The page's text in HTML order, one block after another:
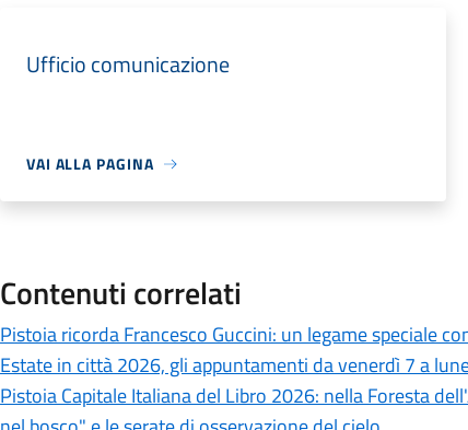
Ufficio comunicazione
VAI ALLA PAGINA
Contenuti correlati
Pistoia ricorda Francesco Guccini: un legame speciale
Estate in città 2026, gli appuntamenti da venerdì 7 a
Pistoia Capitale Italiana del Libro 2026: nella Foresta